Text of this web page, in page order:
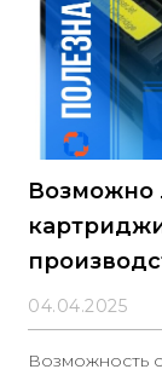
Возможно
04.04.2025
Возможность